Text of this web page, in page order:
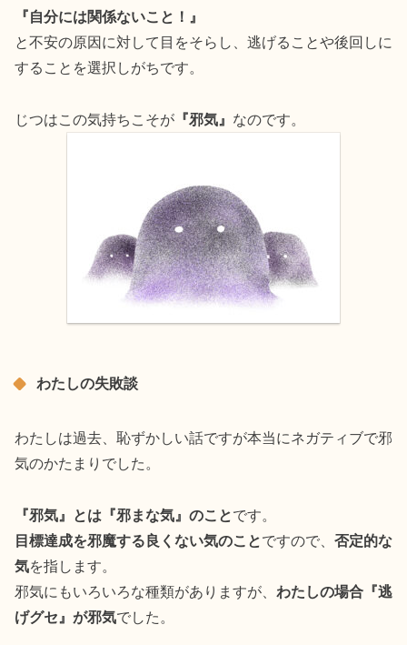
『自分には関係ないこと！』
と不安の原因に対して目をそらし、逃げることや後回しに
することを選択しがちです。
じつはこの気持ちこそが 『邪気』 なのです。
わたしの失敗談
わたしは過去、恥ずかしい話ですが本当にネガティブで邪
気のかたまりでした。
『邪気』とは『邪まな気』のことです。
目標達成を邪魔する良くない気のことですので、 否定的な
気を指します。
邪気にもいろいろな種類がありますが、 わたしの場合『逃
げグセ』が邪気でした。